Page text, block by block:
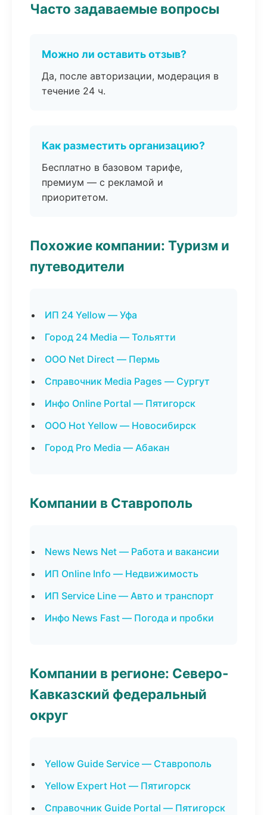
Часто задаваемые вопросы
Можно ли оставить отзыв?
Да, после авторизации, модерация в
течение 24 ч.
Как разместить организацию?
Бесплатно в базовом тарифе,
премиум — с рекламой и
приоритетом.
Похожие компании: Туризм и
путеводители
ИП 24 Yellow — Уфа
Город 24 Media — Тольятти
ООО Net Direct — Пермь
Справочник Media Pages — Сургут
Инфо Online Portal — Пятигорск
ООО Hot Yellow — Новосибирск
Город Pro Media — Абакан
Компании в Ставрополь
News News Net — Работа и вакансии
ИП Online Info — Недвижимость
ИП Service Line — Авто и транспорт
Инфо News Fast — Погода и пробки
Компании в регионе: Северо-
Кавказский федеральный
округ
Yellow Guide Service — Ставрополь
Yellow Expert Hot — Пятигорск
Справочник Guide Portal — Пятигорск